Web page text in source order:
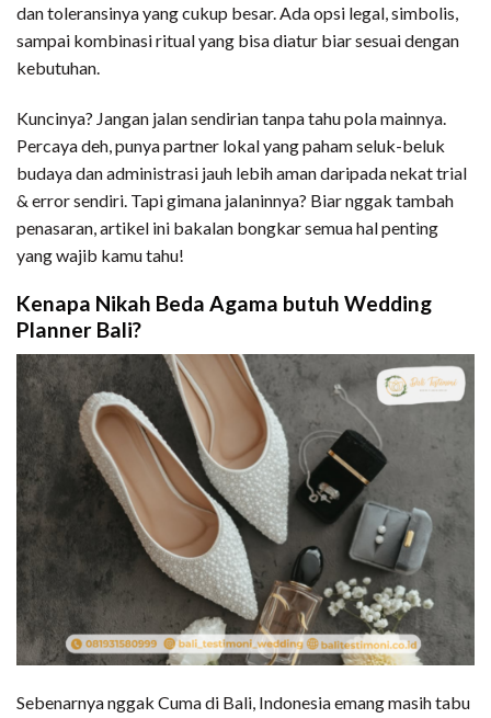
dan toleransinya yang cukup besar. Ada opsi legal, simbolis,
sampai kombinasi ritual yang bisa diatur biar sesuai dengan
kebutuhan.
Kuncinya? Jangan jalan sendirian tanpa tahu pola mainnya.
Percaya deh, punya partner lokal yang paham seluk-beluk
budaya dan administrasi jauh lebih aman daripada nekat trial
& error sendiri. Tapi gimana jalaninnya? Biar nggak tambah
penasaran, artikel ini bakalan bongkar semua hal penting
yang wajib kamu tahu!
Kenapa Nikah Beda Agama butuh Wedding
Planner Bali?
Sebenarnya nggak Cuma di Bali, Indonesia emang masih tabu